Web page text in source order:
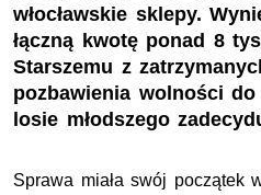
włocławskie sklepy.
łączną kwotę ponad 8
Starszemu z
pozbawienia wolności
losie młodszego
Sprawa miała swój początek